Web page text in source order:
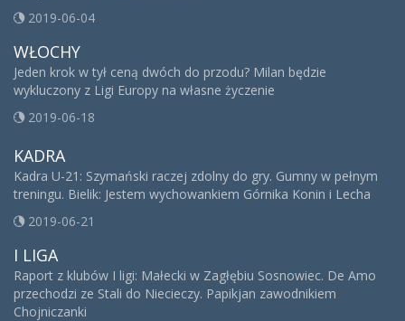
2019-06-04
WŁOCHY
Jeden krok w tył ceną dwóch do przodu? Milan będzie
wykluczony z Ligi Europy na własne życzenie
2019-06-18
KADRA
Kadra U-21: Szymański raczej zdolny do gry. Gumny w pełnym
treningu. Bielik: Jestem wychowankiem Górnika Konin i Lecha
2019-06-21
I LIGA
Raport z klubów I ligi: Małecki w Zagłębiu Sosnowiec. De Amo
przechodzi ze Stali do Niecieczy. Papikjan zawodnikiem
Chojniczanki